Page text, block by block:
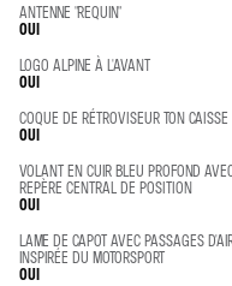
ANTENNE "REQUIN"
OUI
LOGO ALPINE À L'AVANT
OUI
COQUE DE RÉTROVISEUR TON CAISSE
OUI
VOLANT EN CUIR BLEU PROFOND
REPÈRE CENTRAL DE POSITION
OUI
LAME DE CAPOT AVEC PASSAGES
INSPIRÉE DU MOTORSPORT
OUI